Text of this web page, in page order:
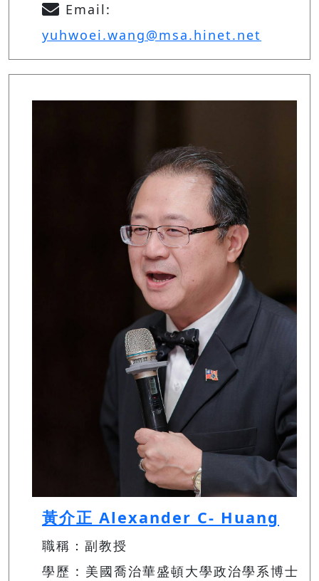
Email:
yuhwoei.wang@msa.hinet.net
黃介正 Alexander C- Huang
職稱：副教授
學歷 : 美國喬治華盛頓大學政治學系博士